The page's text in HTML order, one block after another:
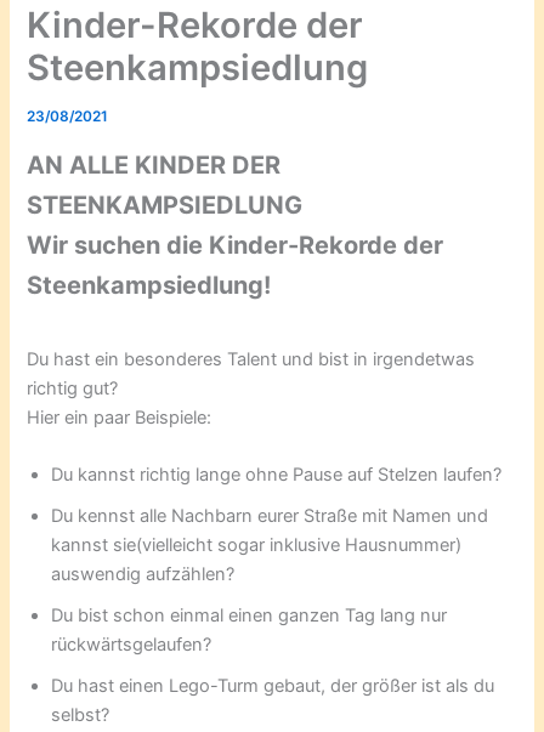
Kinder-Rekorde der
Steenkampsiedlung
23/08/2021
AN ALLE KINDER DER
STEENKAMPSIEDLUNG
Wir suchen die Kinder-Rekorde der
Steenkampsiedlung!
Du hast ein besonderes Talent und bist in irgendetwas
richtig gut?
Hier ein paar Beispiele:
Du kannst richtig lange ohne Pause auf Stelzen laufen?
Du kennst alle Nachbarn eurer Straße mit Namen und
kannst sie(vielleicht sogar inklusive Hausnummer)
auswendig aufzählen?
Du bist schon einmal einen ganzen Tag lang nur
rückwärtsgelaufen?
Du hast einen Lego-Turm gebaut, der größer ist als du
selbst?